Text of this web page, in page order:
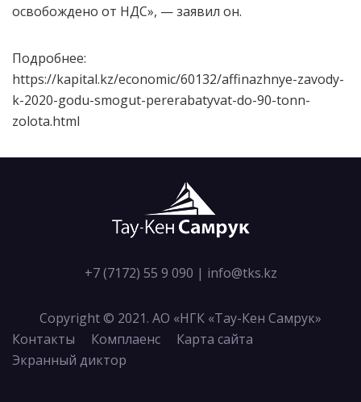
освобождено от НДС», — заявил он.
Подробнее:
https://kapital.kz/economic/60132/affinazhnye-zavody-
k-2020-godu-smogut-pererabatyvat-do-90-tonn-
zolota.html
+7 (7172) 55 9 090 | info@tks.kz
Copyright © 2021. АО «НГК «Тау-Кен Самрук»
Контакты
Комплаенс
Карта сайта
Экранный диктор